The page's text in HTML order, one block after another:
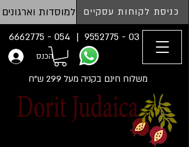
כניסת לקוחות עסקיים למוסדות וארגונים
03 - 9552775 |
הכנס
משלוח חינם בקניה מעל 299 ש"ח